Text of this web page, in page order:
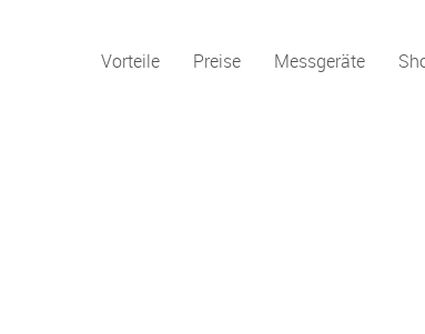
Vorteile Preise Messgeräte